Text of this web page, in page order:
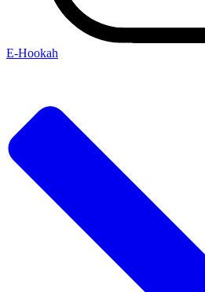
E-Hookah